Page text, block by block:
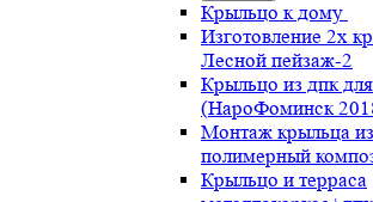
Крыльцо к дому
Изготовление 2х
Лесной пейзаж-2
Крыльцо из дпк
(НароФоминск
Монтаж крыльца
полимерный
Крыльцо и терраса